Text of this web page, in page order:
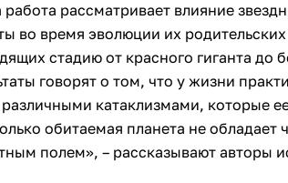
рассматривает влияние
во время эволюции их
стадию от красного гиганта до
говорят о том, что у жизни
катаклизмами, которые
обитаемая планета не
полем», – рассказывают авторы